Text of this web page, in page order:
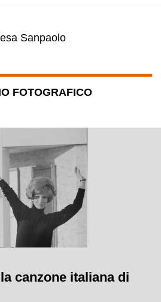
Sanpaolo
FOTOGRAFICO
canzone italiana di